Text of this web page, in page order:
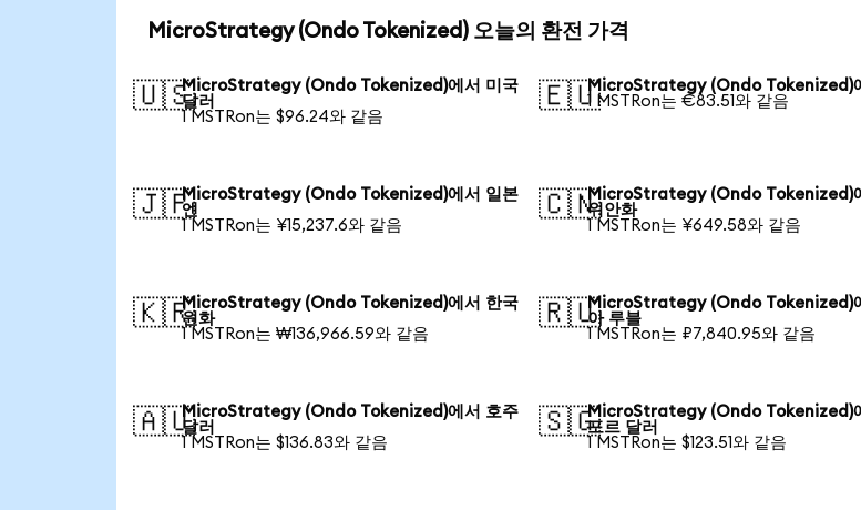
MicroStrategy (Ondo Tokenized) 오늘의 환전 가격
🇺🇸MicroStrategy (Ondo Tokenized)에서 미국
달러
1 MSTRon는 $96.24와 같음
🇪🇺MicroStrategy (Ondo Tokenized)
1 MSTRon는 €83.51와 같음
🇯🇵MicroStrategy (Ondo Tokenized)에서 일본
엔
1 MSTRon는 ¥15,237.6와 같음
🇨🇳MicroStrategy (Ondo Tokenized)
위안화
1 MSTRon는 ¥649.58와 같음
🇰🇷MicroStrategy (Ondo Tokenized)에서 한국
원화
1 MSTRon는 ₩136,966.59와 같음
🇷🇺MicroStrategy (Ondo Tokenized)
아 루블
1 MSTRon는 ₽7,840.95와 같음
🇦🇺MicroStrategy (Ondo Tokenized)에서 호주
달러
1 MSTRon는 $136.83와 같음
🇸🇬MicroStrategy (Ondo Tokenized)
포르 달러
1 MSTRon는 $123.51와 같음